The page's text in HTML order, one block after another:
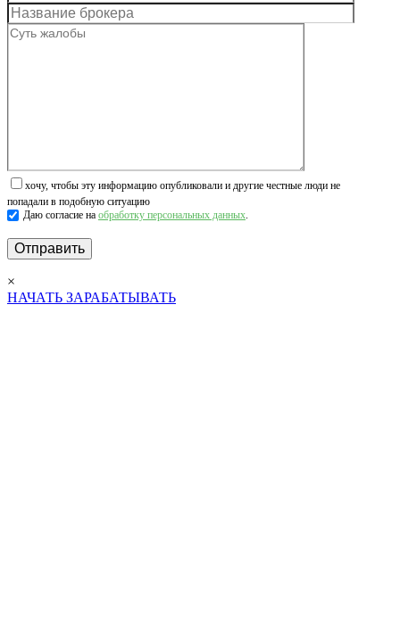
хочу, чтобы эту информацию опубликовали и другие честные люди не
попадали в подобную ситуацию
Даю согласие на обработку персональных данных.
×
НАЧАТЬ ЗАРАБАТЫВАТЬ